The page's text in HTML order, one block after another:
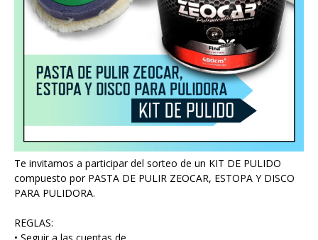
Te invitamos a participar del sorteo de un KIT DE PULIDO
compuesto por PASTA DE PULIR ZEOCAR, ESTOPA Y DISCO
PARA PULIDORA.
REGLAS:
• Seguir a las cuentas de